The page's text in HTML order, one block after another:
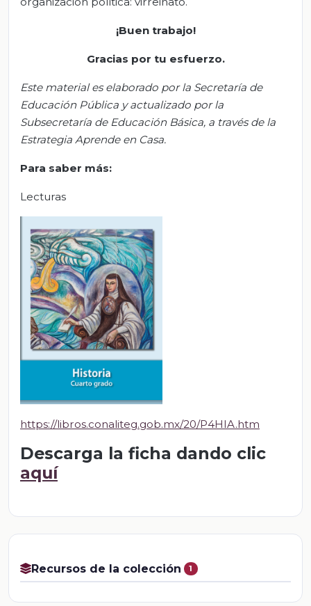
¡Buen trabajo!
Gracias por tu esfuerzo.
Este material es elaborado por la Secretaría de
Educación Pública y actualizado por la
Subsecretaría de Educación Básica, a través de la
Estrategia Aprende en Casa.
Para saber más:
Lecturas
https://libros.conaliteg.gob.mx/20/P4HIA.htm
Descarga la ficha dando clic
aquí
Recursos de la colección 1